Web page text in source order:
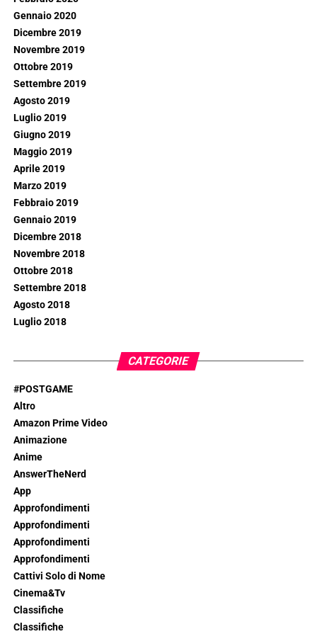
Gennaio 2020
Dicembre 2019
Novembre 2019
Ottobre 2019
Settembre 2019
Agosto 2019
Luglio 2019
Giugno 2019
Maggio 2019
Aprile 2019
Marzo 2019
Febbraio 2019
Gennaio 2019
Dicembre 2018
Novembre 2018
Ottobre 2018
Settembre 2018
Agosto 2018
Luglio 2018
CATEGORIE
#POSTGAME
Altro
Amazon Prime Video
Animazione
Anime
AnswerTheNerd
App
Approfondimenti
Approfondimenti
Approfondimenti
Approfondimenti
Cattivi Solo di Nome
Cinema&Tv
Classifiche
Classifiche